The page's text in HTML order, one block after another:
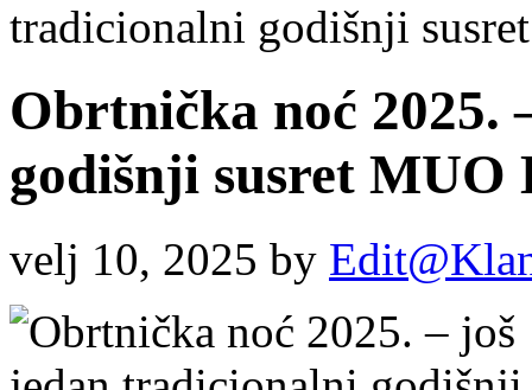
tradicionalni godišnji
Obrtnička noć 2025.
godišnji susret MUO
velj 10, 2025 by